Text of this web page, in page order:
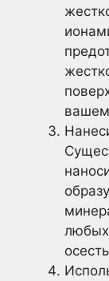
любых